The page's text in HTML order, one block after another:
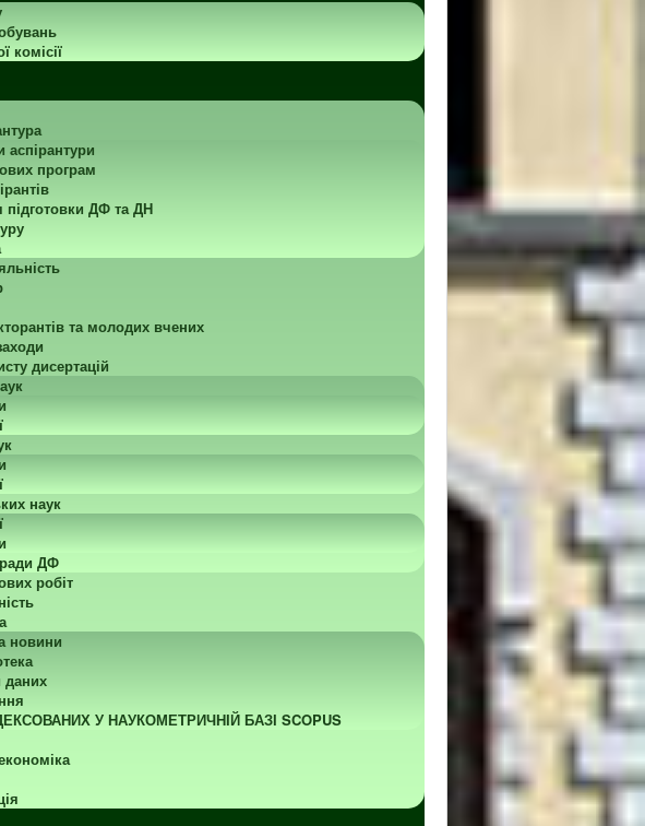
комісії
аспірантури
програм
підготовки ДФ та ДН
та молодих вчених
дисертацій
наук
ради ДФ
робіт
новини
даних
У НАУКОМЕТРИЧНІЙ БАЗІ SCOPUS